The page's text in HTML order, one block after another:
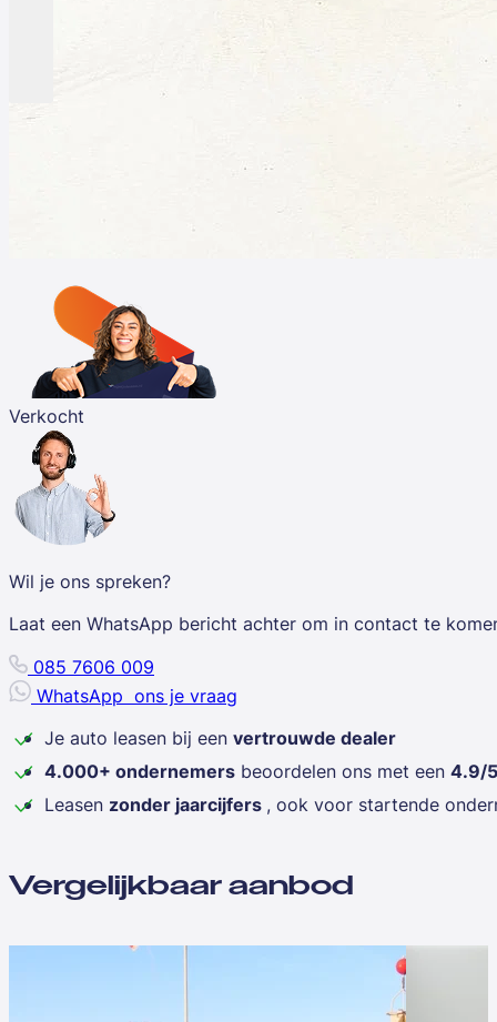
Verkocht
Wil je ons spreken?
Laat een WhatsApp bericht achter om in contact te
085 7606 009
WhatsApp ons je vraag
Je auto leasen bij een vertrouwde dealer
4.000+ ondernemers beoordelen ons met een 4.9/5
Leasen zonder jaarcijfers , ook voor startende
Vergelijkbaar aanbod